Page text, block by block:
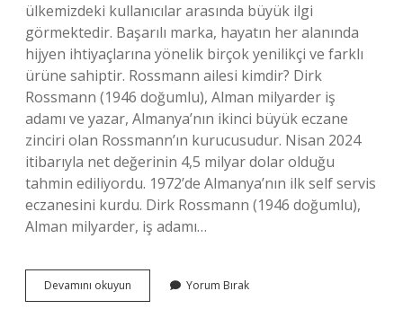
ülkemizdeki kullanıcılar arasında büyük ilgi
görmektedir. Başarılı marka, hayatın her alanında
hijyen ihtiyaçlarına yönelik birçok yenilikçi ve farklı
ürüne sahiptir. Rossmann ailesi kimdir? Dirk
Rossmann (1946 doğumlu), Alman milyarder iş
adamı ve yazar, Almanya’nın ikinci büyük eczane
zinciri olan Rossmann’ın kurucusudur. Nisan 2024
itibarıyla net değerinin 4,5 milyar dolar olduğu
tahmin ediliyordu. 1972’de Almanya’nın ilk self servis
eczanesini kurdu. Dirk Rossmann (1946 doğumlu),
Alman milyarder, iş adamı…
Devamını okuyun Rossman
Türk
Yorum Bırak